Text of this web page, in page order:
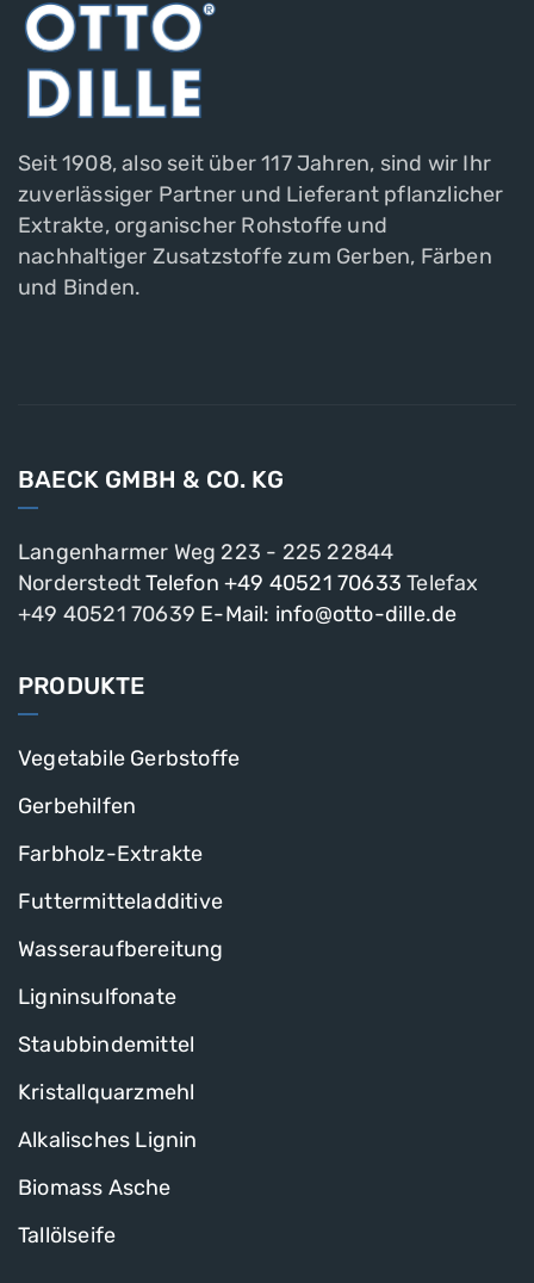
Seit 1908, also seit über 117 Jahren, sind wir Ihr
zuverlässiger Partner und Lieferant pflanzlicher
Extrakte, organischer Rohstoffe und
nachhaltiger Zusatzstoffe zum Gerben, Färben
und Binden.
BAECK GMBH & CO. KG
Langenharmer Weg 223 - 225 22844
Norderstedt Telefon +49 40521 70633 Telefax
+49 40521 70639 E-Mail: info@otto-dille.de
PRODUKTE
Vegetabile Gerbstoffe
Gerbehilfen
Farbholz-Extrakte
Futtermitteladditive
Wasseraufbereitung
Ligninsulfonate
Staubbindemittel
Kristallquarzmehl
Alkalisches Lignin
Biomass Asche
Tallölseife